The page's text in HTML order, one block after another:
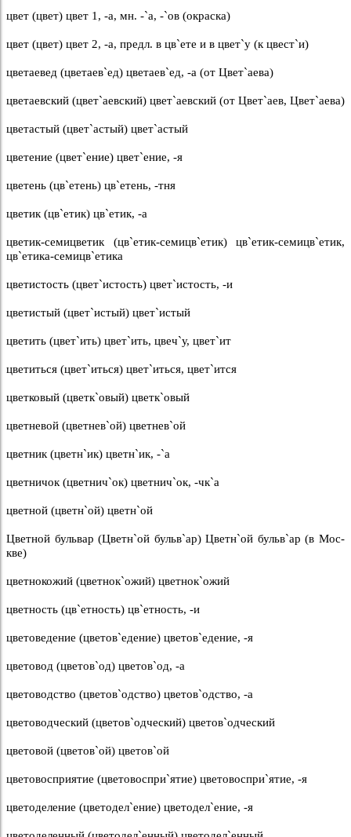
цвет (цвет) цвет 1, -а, мн. -`а, -`ов (окраска)
цвет (цвет) цвет 2, -а, предл. в цв`ете и в цвет`у (к цвест`и)
цветаевед (цветаев`ед) цветаев`ед, -а (от Цвет`аева)
цветаевский (цвет`аевский) цвет`аевский (от Цвет`аев, Цвет`аева)
цветастый (цвет`астый) цвет`астый
цветение (цвет`ение) цвет`ение, -я
цветень (цв`етень) цв`етень, -тня
цветик (цв`етик) цв`етик, -а
цветик-семицветик (цв`етик-семицв`етик) цв`етик-семицв`етик,
цв`етика-семицв`етика
цветистость (цвет`истость) цвет`истость, -и
цветистый (цвет`истый) цвет`истый
цветить (цвет`ить) цвет`ить, цвеч`у, цвет`ит
цветиться (цвет`иться) цвет`иться, цвет`ится
цветковый (цветк`овый) цветк`овый
цветневой (цветнев`ой) цветнев`ой
цветник (цветн`ик) цветн`ик, -`а
цветничок (цветнич`ок) цветнич`ок, -чк`а
цветной (цветн`ой) цветн`ой
Цветной бульвар (Цветн`ой бульв`ар) Цветн`ой бульв`ар (в Мос-
кве)
цветнокожий (цветнок`ожий) цветнок`ожий
цветность (цв`етность) цв`етность, -и
цветоведение (цветов`едение) цветов`едение, -я
цветовод (цветов`од) цветов`од, -а
цветоводство (цветов`одство) цветов`одство, -а
цветоводческий (цветов`одческий) цветов`одческий
цветовой (цветов`ой) цветов`ой
цветовосприятие (цветовоспри`ятие) цветовоспри`ятие, -я
цветоделение (цветодел`ение) цветодел`ение, -я